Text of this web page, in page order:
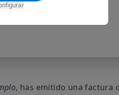
, has emitido una factura